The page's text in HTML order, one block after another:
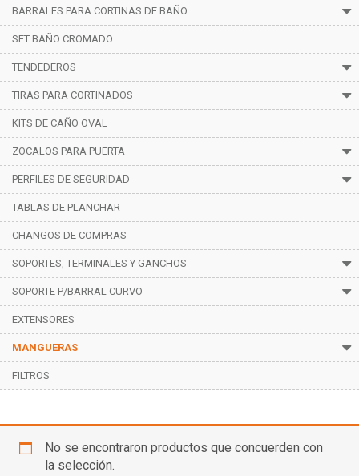
BARRALES PARA CORTINAS DE BAÑO
SET BAÑO CROMADO
TENDEDEROS
TIRAS PARA CORTINADOS
KITS DE CAÑO OVAL
ZOCALOS PARA PUERTA
PERFILES DE SEGURIDAD
TABLAS DE PLANCHAR
CHANGOS DE COMPRAS
SOPORTES, TERMINALES Y GANCHOS
SOPORTE P/BARRAL CURVO
EXTENSORES
MANGUERAS
FILTROS
No se encontraron productos que concuerden con
la selección.